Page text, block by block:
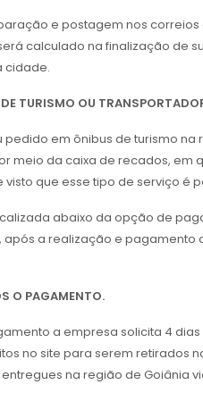
e postagem nos
calculado na finalização de
cidade.
TURISMO OU
pedido em ônibus de turismo
meio da caixa de recados,
que esse tipo de serviço é
abaixo da opção de
após a realização e
O PAGAMENTO.
a empresa solicita 4
no site para serem retirados
na região de Goiânia